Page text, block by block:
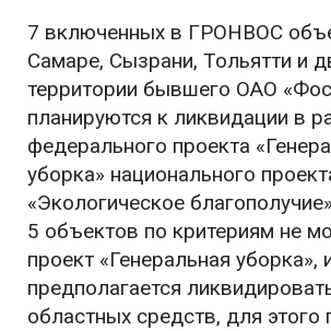
7 включенных в ГРОНВОС
Самаре, Сызрани, Тольятти и
территории бывшего ОАО
планируются к ликвидации в
федерального проекта
уборка» национального
«Экологическое
5 объектов по критериям не
проект «Генеральная уборка»,
предполагается
областных средств, для этого